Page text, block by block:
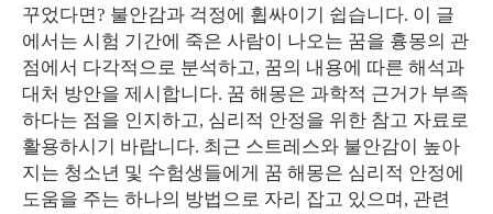
꾸었다면? 불안감과 걱정에 휩싸이기 쉽습니다. 이 글
에서는 시험 기간에 죽은 사람이 나오는 꿈을 흉몽의 관
점에서 다각적으로 분석하고, 꿈의 내용에 따른 해석과
대처 방안을 제시합니다. 꿈 해몽은 과학적 근거가 부족
하다는 점을 인지하고, 심리적 안정을 위한 참고 자료로
활용하시기 바랍니다. 최근 스트레스와 불안감이 높아
지는 청소년 및 수험생들에게 꿈 해몽은 심리적 안정에
도움을 주는 하나의 방법으로 자리 잡고 있으며, 관련